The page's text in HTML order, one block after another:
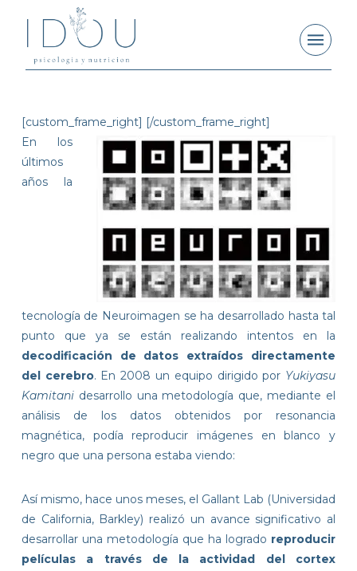
[custom_frame_right] [/custom_frame_right]
En los
últimos
años la
tecnología de Neuroimagen se ha desarrollado hasta tal
punto que ya se están realizando intentos en la
decodificación de datos extraídos directamente
del cerebro. En 2008 un equipo dirigido por Yukiyasu
Kamitanidesarrollo una metodología que, mediante el
análisis de los datos obtenidos por resonancia
magnética, podía reproducir imágenes en blanco y
negro que una persona estaba viendo:
Así mismo, hace unos meses, el Gallant Lab (Universidad
de California, Barkley) realizó un avance significativo al
desarrollar una metodología que ha logrado reproducir
películas a través de la actividad del cortex